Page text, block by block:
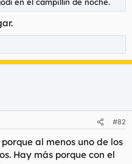
en el campillín de noche.
#82
al menos uno de los
Hay más porque con el